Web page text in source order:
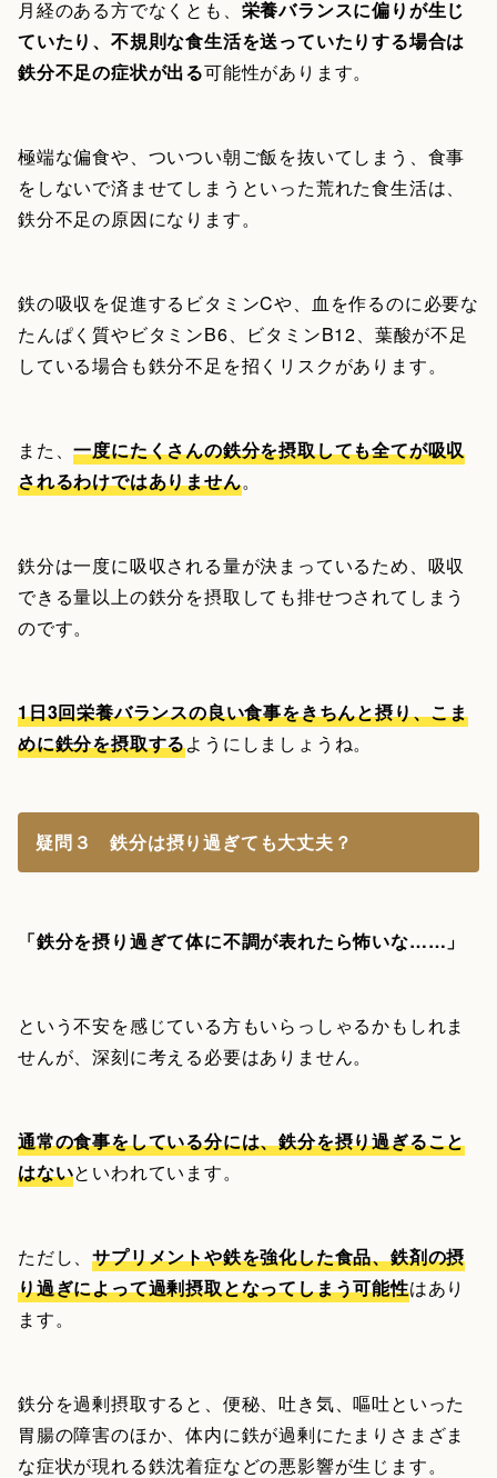
月経のある方でなくとも、 栄養バランスに偏りが生じ
ていたり、不規則な食生活を送っていたりする場合は
鉄分不足の症状が出る可能性があります。
極端な偏食や、ついつい朝ご飯を抜いてしまう、食事
をしないで済ませてしまうといった荒れた食生活は、
鉄分不足の原因になります。
鉄の吸収を促進するビタミンCや、血を作るのに必要な
たんぱく質やビタミンB6、ビタミンB12、葉酸が不足
している場合も鉄分不足を招くリスクがあります。
また、一度にたくさんの鉄分を摂取しても全てが吸収
されるわけではありません。
鉄分は一度に吸収される量が決まっているため、吸収
できる量以上の鉄分を摂取しても排せつされてしまう
のです。
1日3回栄養バランスの良い食事をきちんと摂り、こま
めに鉄分を摂取するようにしましょうね。
疑問３ 鉄分は摂り過ぎても大丈夫？
「鉄分を摂り過ぎて体に不調が表れたら怖いな……」
という不安を感じている方もいらっしゃるかもしれま
せんが、深刻に考える必要はありません。
通常の食事をしている分には、鉄分を摂り過ぎること
はないといわれています。
ただし、サプリメントや鉄を強化した食品、鉄剤の摂
り過ぎによって過剰摂取となってしまう可能性はあり
ます。
鉄分を過剰摂取すると、便秘、吐き気、嘔吐といった
胃腸の障害のほか、体内に鉄が過剰にたまりさまざま
な症状が現れる鉄沈着症などの悪影響が生じます。